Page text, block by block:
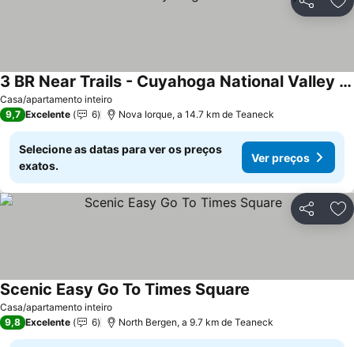
Partilhar
Casa/apartamento inteiro
3 BR Near Trails - Cuyahoga National Valley Park
Ver preços
9,7 Excelente 6 Nova Iorque, a 14.7 km de Teaneck
Selecione as datas para ver os preços
exatos.
Ver preços
Partilhar
Casa/apartamento inteiro
Scenic Easy Go To Times Square
9,8 Excelente 6 North Bergen, a 9.7 km de Teaneck